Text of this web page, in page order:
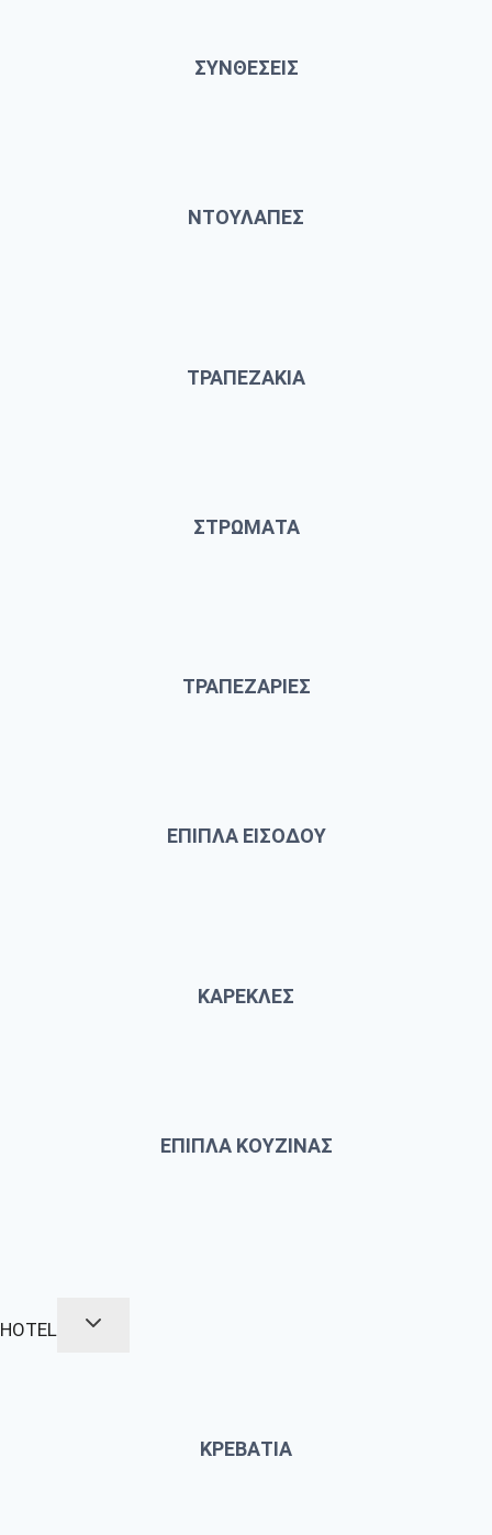
ΣΥΝΘΕΣΕΙΣ
ΝΤΟΥΛΑΠΕΣ
ΤΡΑΠΕΖΑΚΙΑ
ΣΤΡΩΜΑΤΑ
ΤΡΑΠΕΖΑΡΙΕΣ
ΕΠΙΠΛΑ ΕΙΣΟΔΟΥ
ΚΑΡΕΚΛΕΣ
ΕΠΙΠΛΑ ΚΟΥΖΙΝΑΣ
HOTEL
ΚΡΕΒΑΤΙΑ